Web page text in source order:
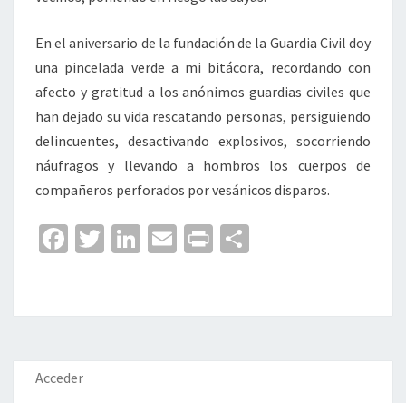
En el aniversario de la fundación de la Guardia Civil doy
una pincelada verde a mi bitácora, recordando con
afecto y gratitud a los anónimos guardias civiles que
han dejado su vida rescatando personas, persiguiendo
delincuentes, desactivando explosivos, socorriendo
náufragos y llevando a hombros los cuerpos de
compañeros perforados por vesánicos disparos.
Fa
o
o
k
T
er
Li
dI
n
E
l
Pr
p
ar
Acceder